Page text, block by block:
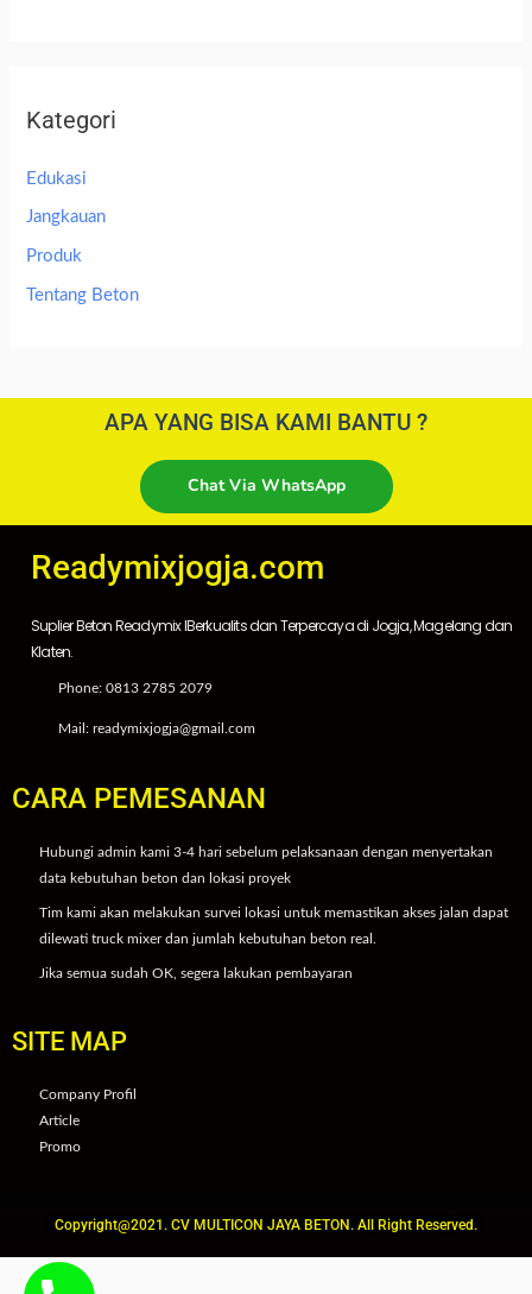
Kategori
Edukasi
Jangkauan
Produk
Tentang Beton
APA YANG BISA KAMI BANTU ?
Chat Via WhatsApp
Readymixjogja.com
Suplier Beton Readymix IBerkualits dan Terpercaya di Jogja, Magelang dan
Klaten.
Phone: 0813 2785 2079
Mail: readymixjogja@gmail.com
CARA PEMESANAN
Hubungi admin kami 3-4 hari sebelum pelaksanaan dengan menyertakan
data kebutuhan beton dan lokasi proyek
Tim kami akan melakukan survei lokasi untuk memastikan akses jalan dapat
dilewati truck mixer dan jumlah kebutuhan beton real.
Jika semua sudah OK, segera lakukan pembayaran
SITE MAP
Company Profil
Article
Promo
Copyright@2021. CV MULTICON JAYA BETON. All Right Reserved.